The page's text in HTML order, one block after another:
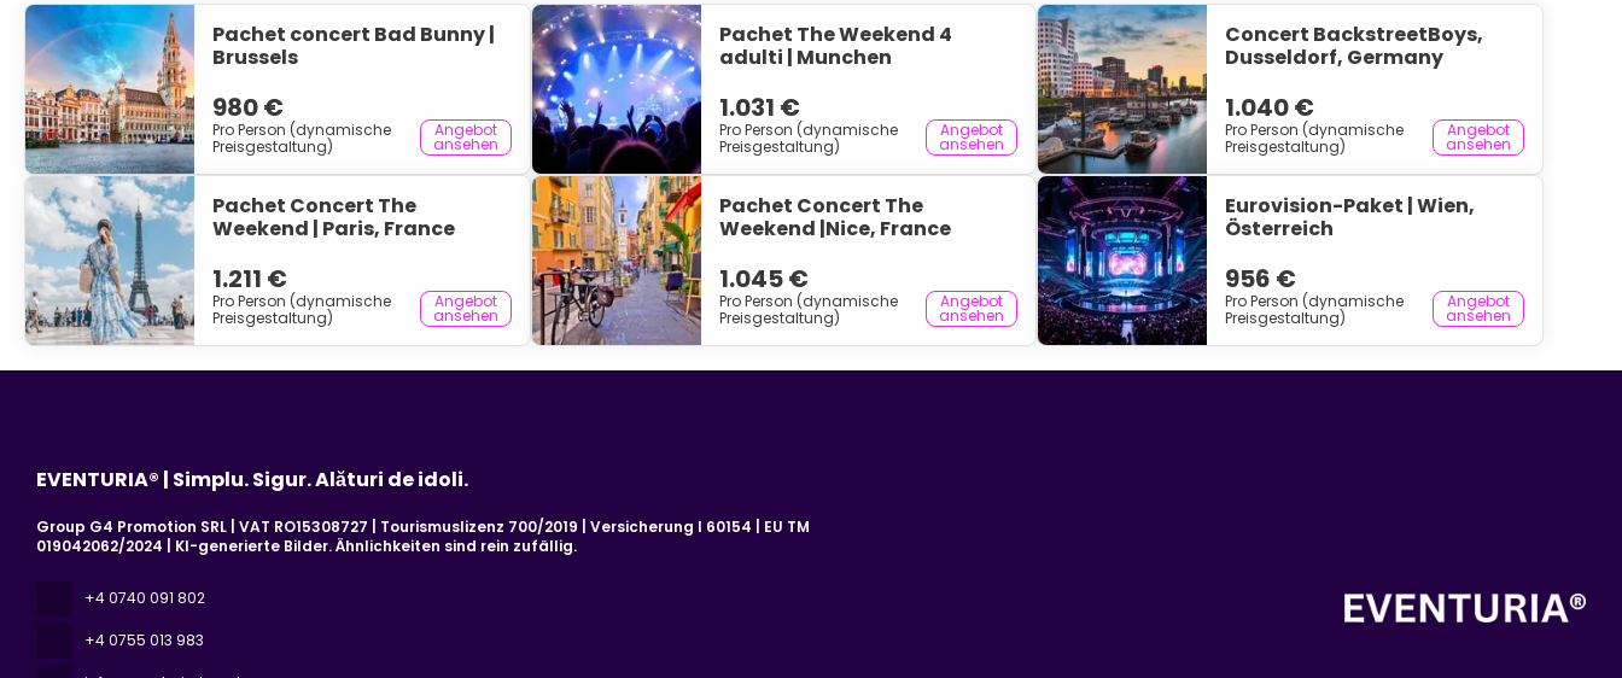
Pachet concert Bad Bunny |
Brussels
980 €
Pro Person (dynamische
Preisgestaltung)
Angebot
ansehen
Pachet The Weekend 4
adulti | Munchen
1.031 €
Pro Person (dynamische
Preisgestaltung)
Angebot
ansehen
Concert BackstreetBoys,
Dusseldorf, Germany
1.040 €
Pro Person (dynamische
Preisgestaltung)
Angebot
ansehen
Pachet Concert The
Weekend | Paris, France
1.211 €
Pro Person (dynamische
Preisgestaltung)
Angebot
ansehen
Pachet Concert The
Weekend |Nice, France
1.045 €
Pro Person (dynamische
Preisgestaltung)
Angebot
ansehen
Eurovision-Paket | Wien,
Österreich
956 €
Pro Person (dynamische
Preisgestaltung)
Angebot
ansehen
EVENTURIA® | Simplu. Sigur. Alături de idoli.
Group G4 Promotion SRL | VAT RO15308727 | Tourismuslizenz 700/2019 | Versicherung I 60154 | EU TM
019042062/2024 | KI-generierte Bilder. Ähnlichkeiten sind rein zufällig.
+4 0740 091 802
+4 0755 013 983